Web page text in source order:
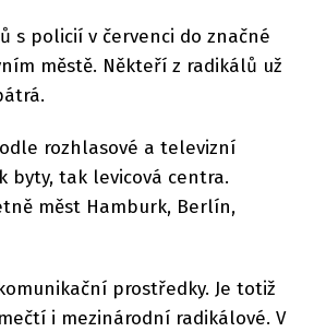
s policií v červenci do značné
městě. Někteří z radikálů už
rozhlasové a televizní
byty, tak levicová centra.
měst Hamburk, Berlín,
prostředky. Je totiž
i mezinárodní radikálové. V